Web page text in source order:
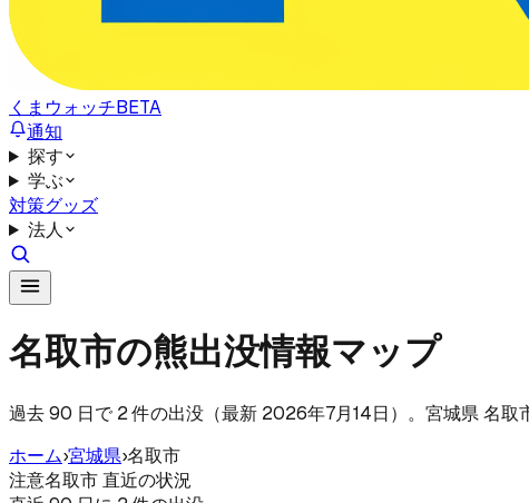
くまウォッチBETA
通知
探す
学ぶ
対策グッズ
法人
名取市の熊出没情報マップ
過去 90 日で 2 件の出没（最新 2026年7月14日）。宮城県 名取
ホーム›宮城県›名取市
注意名取市 直近の状況